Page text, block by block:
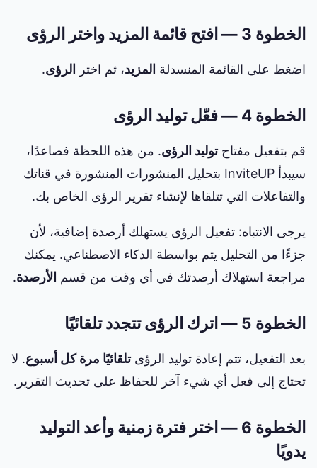
الخطوة 3 — افتح قائمة المزيد واختر الرؤى
اضغط على القائمة المنسدلةالمزيد ، ثم اخترالرؤى.
الخطوة 4 — فعّل توليد الرؤى
قم بتفعيل مفتاحتوليد الرؤى. من هذه اللحظة فصاعدًا،
سيبدأ InviteUP بتحليل المنشورات المنشورة في قناتك
والتفاعلات التي تتلقاها لإنشاء تقرير الرؤى الخاص بك.
يرجى الانتباه: تفعيل الرؤى يستهلك أرصدة إضافية، لأن
جزءًا من التحليل يتم بواسطة الذكاء الاصطناعي. يمكنك
مراجعة استهلاك أرصدتك في أي وقت من قسمالأرصدة.
الخطوة 5 — اترك الرؤى تتجدد تلقائيًا
بعد التفعيل، تتم إعادة توليد الرؤىتلقائيًا مرة كل أسبوع. لا
تحتاج إلى فعل أي شيء آخر للحفاظ على تحديث التقرير.
الخطوة 6 — اختر فترة زمنية وأعد التوليد
يدويًا